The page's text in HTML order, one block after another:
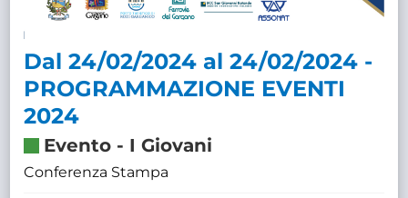
Dal 24/02/2024 al 24/02/2024 -
PROGRAMMAZIONE EVENTI
2024
Evento - I Giovani
Conferenza Stampa